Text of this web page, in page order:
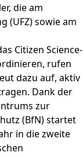
die am
(UFZ) sowie am
Citizen Science-
rufen
dazu auf, aktiv
Dank der
zur
(BfN) startet
in die zweite